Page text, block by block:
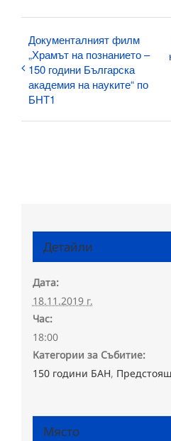
Документалният филм
„Храмът на познанието –
150 години Българска
академия на науките“ по
БНТ1
Детайли
Дата:
18.11.2019 г.
Час:
18:00
Категории за Събитие:
150 години БАН,
Място